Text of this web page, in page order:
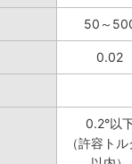
50～
0.02
0.2°以
（許容ト